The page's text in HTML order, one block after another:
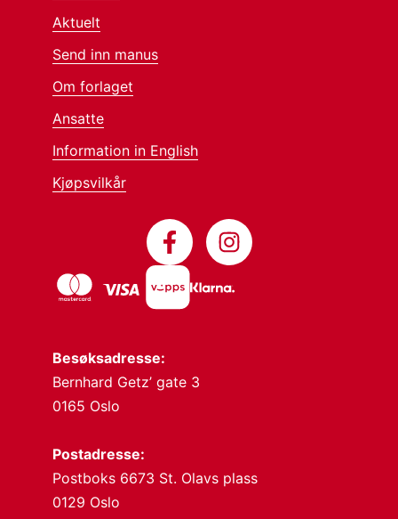
Besøksadresse:
Bernhard Getz’ gate 3
0165 Oslo
Postadresse:
Postboks 6673 St. Olavs plass
0129 Oslo
Aktuelt
Send inn manus
Om forlaget
Ansatte
Information in English
Kjøpsvilkår